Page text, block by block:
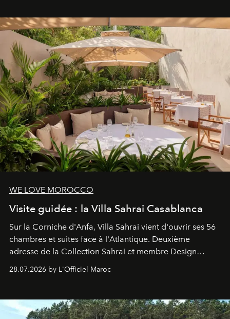
entièreté, entre science des émotions et rituels
reposants.
WE LOVE MOROCCO
Visite guidée : la Villa Sahrai Casablanca
Sur la Corniche d'Anfa, Villa Sahrai vient d'ouvrir ses 56
chambres et suites face à l'Atlantique. Deuxième
adresse de la Collection Sahrai et membre Design
Hotels, ce boutique-hôtel cinq étoiles signé Christophe
Pillet promet un lieu de vie complet. On y a déjeuné…
28.07.2026 by L'Officiel Maroc